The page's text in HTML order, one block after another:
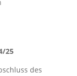
25
des